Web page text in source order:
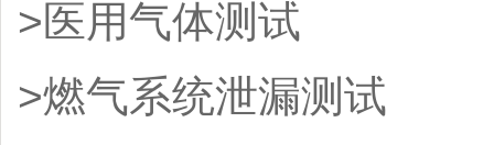
>医用气体测试
>燃气系统泄漏测试